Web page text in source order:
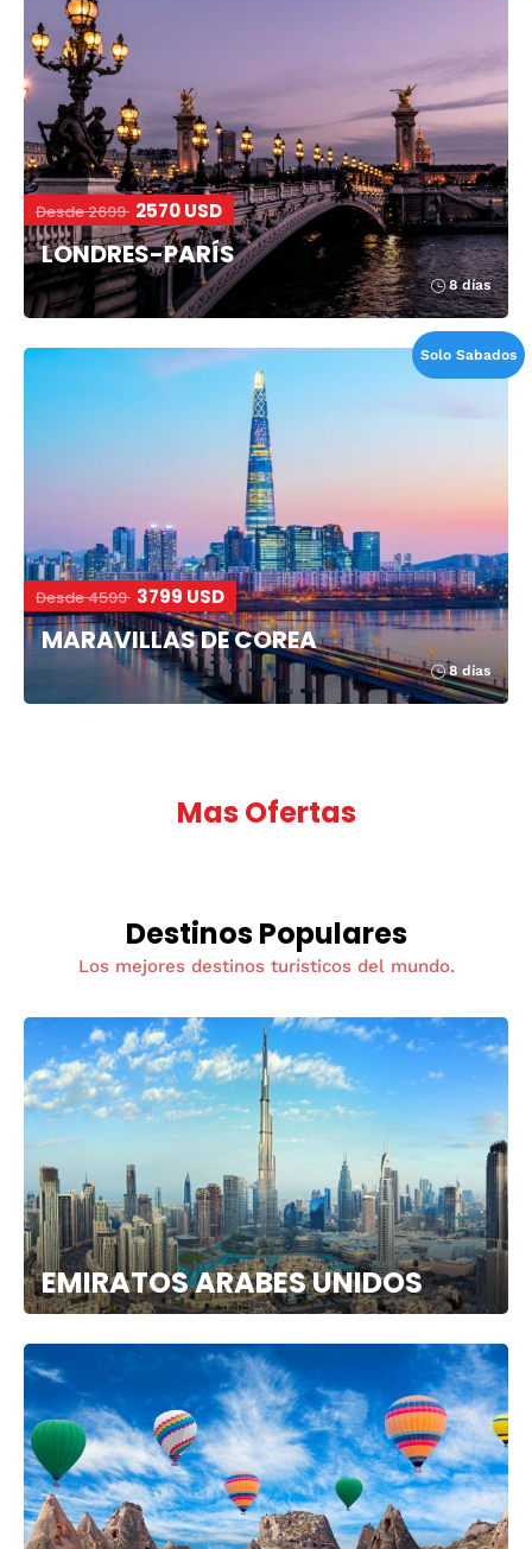
Desde 2699 2570 USD
LONDRES-PARÍS
8 días
Solo Sabados
Desde 4599 3799 USD
MARAVILLAS DE COREA
8 días
Mas Ofertas
Destinos Populares
Los mejores destinos turísticos del mundo.
EMIRATOS ARABES UNIDOS